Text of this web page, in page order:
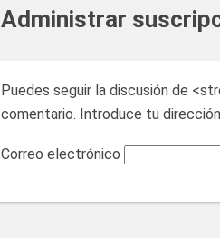
Administrar
Puedes seguir la discusión de
comentario. Introduce tu
Correo electrónico